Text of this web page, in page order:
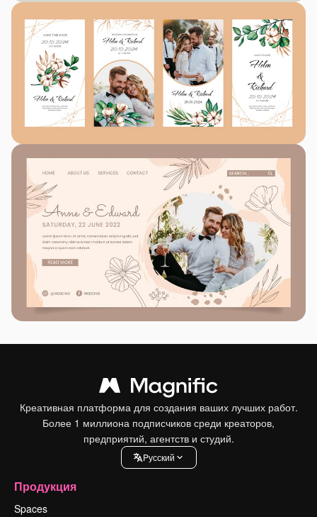
Креативная платформа для создания ваших лучших работ.
Более 1 миллиона подписчиков среди креаторов,
предприятий, агентств и студий.
Pусский
Продукция
Spaces